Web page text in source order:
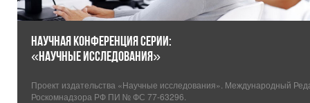
НАУЧНАЯ КОНФЕРЕНЦИЯ СЕРИИ:
«НАУЧНЫЕ ИССЛЕДОВАНИЯ»
Проект издательства «Научные исследования». Международный
Роскомнадзора РФ ПИ № ФС 77-63296.